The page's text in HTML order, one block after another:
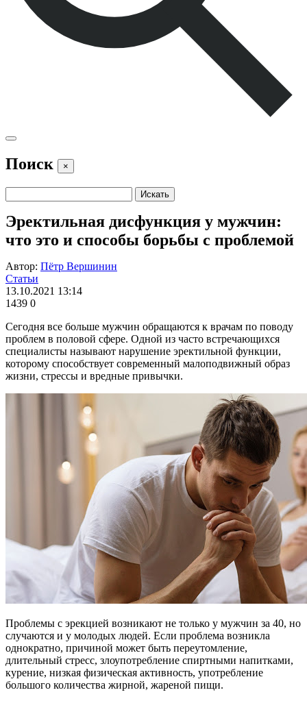
Поиск ×
Эректильная дисфункция у мужчин:
что это и способы борьбы с проблемой
Автор: Пётр Вершинин
Статьи
13.10.2021 13:14
1439 0
Сегодня все больше мужчин обращаются к врачам по поводу
проблем в половой сфере. Одной из часто встречающихся
специалисты называют нарушение эректильной функции,
которому способствует современный малоподвижный образ
жизни, стрессы и вредные привычки.
Проблемы с эрекцией возникают не только у мужчин за 40, но
случаются и у молодых людей. Если проблема возникла
однократно, причиной может быть переутомление,
длительный стресс, злоупотребление спиртными напитками,
курение, низкая физическая активность, употребление
большого количества жирной, жареной пищи.